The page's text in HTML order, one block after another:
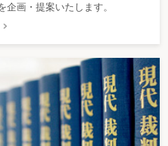
画・提案いたします。